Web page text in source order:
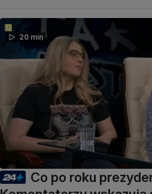
20 min
Co po roku